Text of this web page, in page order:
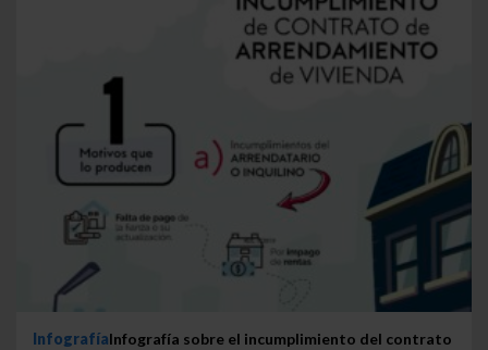
InfografíaInfografía sobre el incumplimiento del contrato